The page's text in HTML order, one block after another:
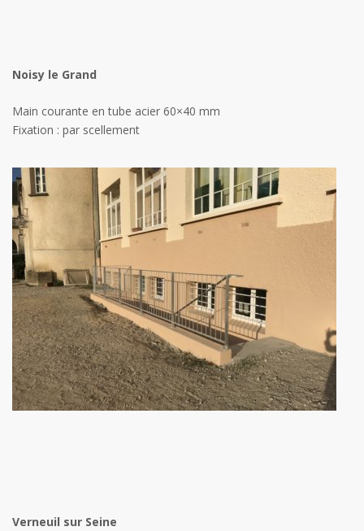
Noisy le Grand
Main courante en tube acier 60×40 mm
Fixation : par scellement
Verneuil sur Seine